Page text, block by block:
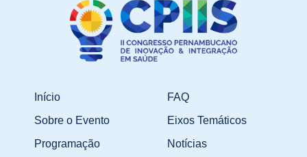
Início
Sobre o Evento
Programação
FAQ
Eixos Temáticos
Notícias